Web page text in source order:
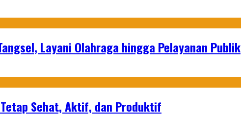
Layani Olahraga hingga Pelayanan Publik
Sehat, Aktif, dan Produktif